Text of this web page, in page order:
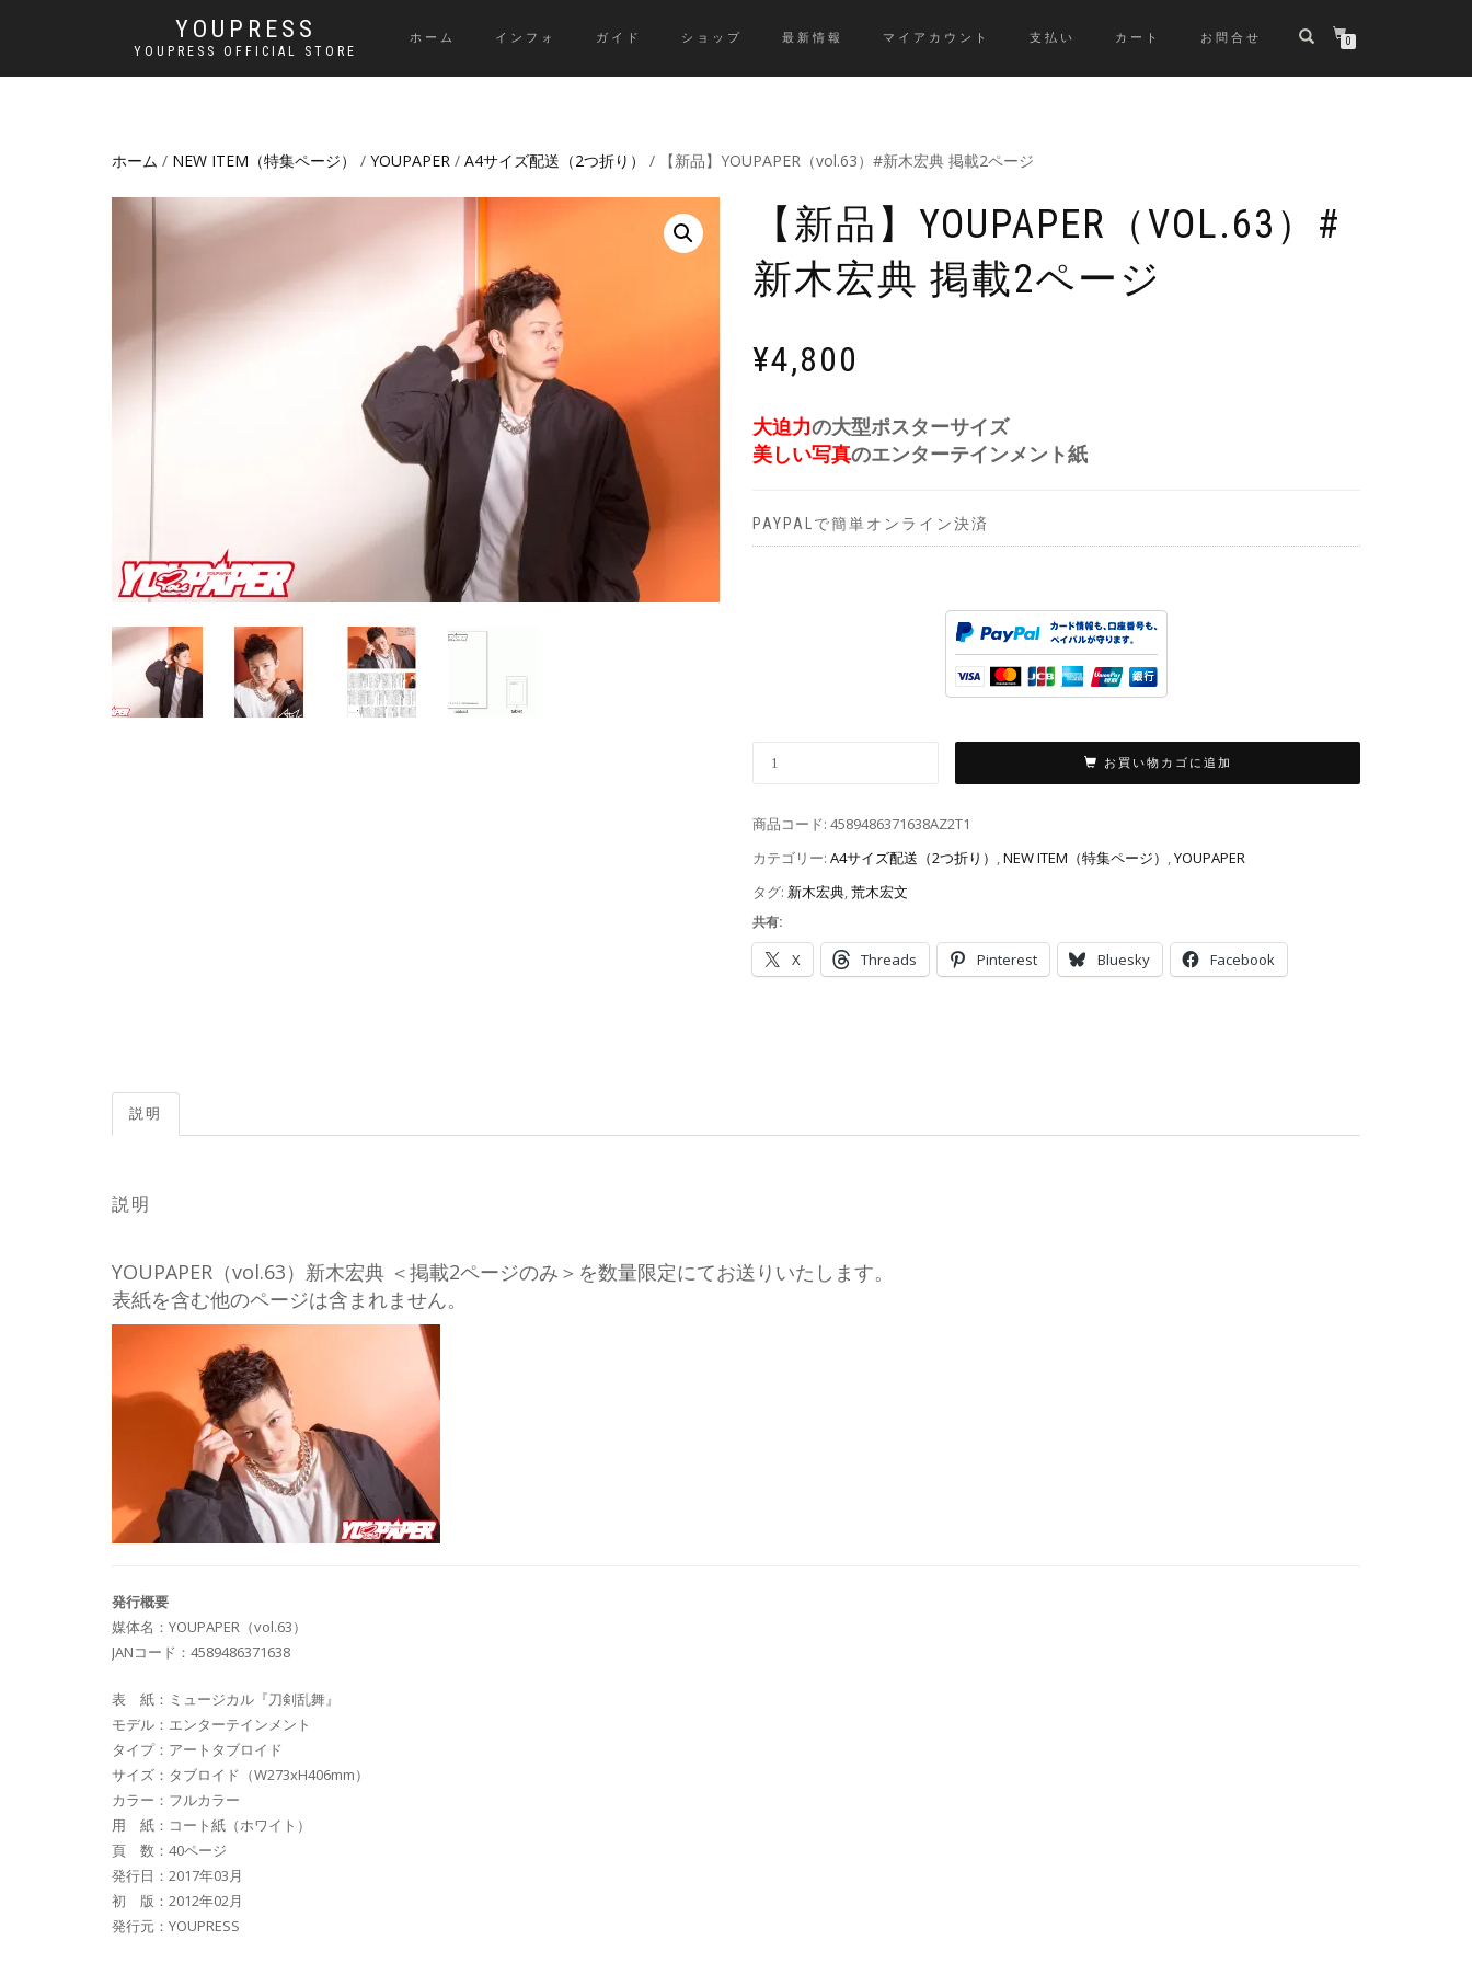
YOUPRESS
YOUPRESS OFFICIAL STORE
ホーム インフォ ガイド ショップ 最新情報 マイアカウント 支払い カート お問合せ 0
ホーム / NEW ITEM（特集ページ） / YOUPAPER / A4サイズ配送（2つ折り） / 【新品】YOUPAPER（vol.63）#新木宏典 掲載2ページ
【新品】YOUPAPER（VOL.63）#
新木宏典 掲載2ページ
¥4,800
大迫力の大型ポスターサイズ
美しい写真のエンターテインメント紙
PAYPALで簡単オンライン決済
お買い物カゴに追加
商品コード: 4589486371638AZ2T1
カテゴリー: A4サイズ配送（2つ折り） ,NEW ITEM（特集ページ） ,YOUPAPER
タグ: 新木宏典,荒木宏文
共有:
X Threads Pinterest Bluesky Facebook
説明
説明
YOUPAPER（vol.63）新木宏典 ＜掲載2ページのみ＞を数量限定にてお送りいたします。
表紙を含む他のページは含まれません。
発行概要
媒体名：YOUPAPER（vol.63）
JANコード：4589486371638
表 紙：ミュージカル『刀剣乱舞』
モデル：エンターテインメント
タイプ：アートタブロイド
サイズ：タブロイド（W273xH406mm）
カラー：フルカラー
用 紙：コート紙（ホワイト）
頁 数：40ページ
発行日：2017年03月
初 版：2012年02月
発行元：YOUPRESS